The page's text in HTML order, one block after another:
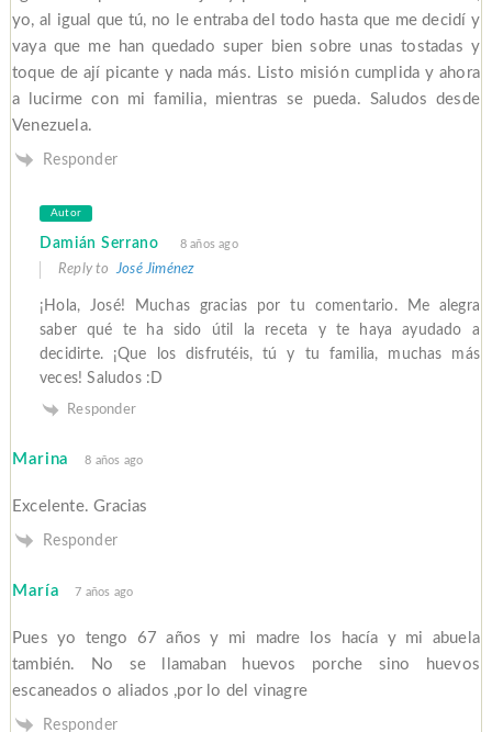
yo, al igual que tú, no le entraba del todo hasta que me decidí y
vaya que me han quedado super bien sobre unas tostadas y
toque de ají picante y nada más. Listo misión cumplida y ahora
a lucirme con mi familia, mientras se pueda. Saludos desde
Venezuela.
Responder
Autor
Damián Serrano 8 años ago
Reply toJosé Jiménez
¡Hola, José! Muchas gracias por tu comentario. Me alegra
saber qué te ha sido útil la receta y te haya ayudado a
decidirte. ¡Que los disfrutéis, tú y tu familia, muchas más
veces! Saludos :D
Responder
Marina 8 años ago
Excelente. Gracias
Responder
María 7 años ago
Pues yo tengo 67 años y mi madre los hacía y mi abuela
también. No se llamaban huevos porche sino huevos
escaneados o aliados ,por lo del vinagre
Responder